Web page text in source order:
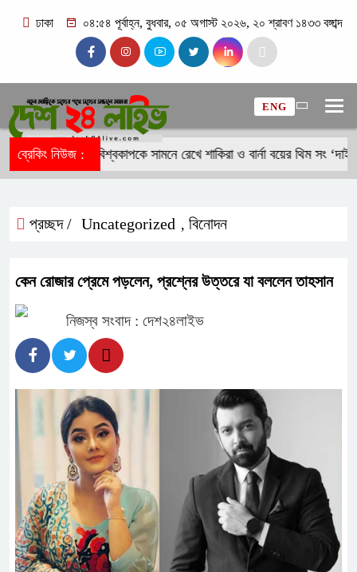
ঢাকা ০৪:৫৪ পূর্বাহ্ন, বুধবার, ০৫ অগাস্ট ২০২৬, ২০ শ্রাবণ ১৪৩৩ বঙ্গাব্দ
ENG
ব্রেকিং নিউজ :
ভাট ফুটবল বিশ্বকাপকে সামনে রেখে শাকিরা ও বার্না বয়ের থিম সং ‘দাই দাই’
প্রচ্ছদ / Uncategorized , বিনোদন
কেন রোজার প্রেমে পড়লেন, প্রশ্নের উত্তরে যা বললেন তাহসান
নিজস্ব সংবাদ : দেশ২৪লাইভ